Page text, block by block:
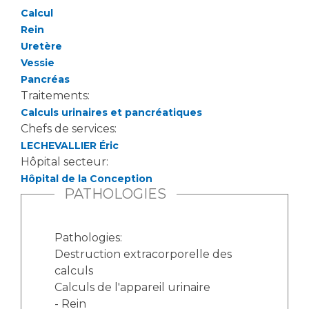
Salon des familles
Transports sanitaires
Vos droits, vos devoirs
Handicap
Handi 13
Pôle Médecine Physique et Réadaptation
Accueil sourds et malentendants
Charte Romain Jacob
Activité physique
Les structures de recherche
Écoles et Instituts de Formation
Plateforme des internes
Professionnels de santé
Adresser un patient
Adresser un examen au Laboratoire de Biologie
Médicale
Radiologie / Imagerie
Cancérologie
Calcul
Rein
Uretère
Vessie
Pancréas
Traitements:
Calculs urinaires et pancréatiques
Chefs de services:
LECHEVALLIER Éric
Hôpital secteur:
Hôpital de la Conception
PATHOLOGIES
Pathologies:
Destruction extracorporelle des
calculs
Calculs de l'appareil urinaire
- Rein